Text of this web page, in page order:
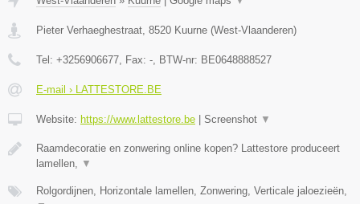
Pieter Verhaeghestraat, 8520 Kuurne (West-Vlaanderen)
Tel: +3256906677, Fax: -, BTW-nr: BE0648888527
E-mail › LATTESTORE.BE
Website: https://www.lattestore.be Screenshot ▼
Raamdecoratie en zonwering online kopen? Lattestore produceert
lamellen, ▼
Rolgordijnen, Horizontale lamellen, Zonwering, Verticale jaloezieën,